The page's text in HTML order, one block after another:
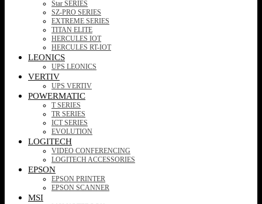
Star SERIES
SZ-PRO SERIES
EXTREME SERIES
TITAN ELITE
HERCULES IOT
HERCULES RT-IOT
LEONICS
UPS LEONICS
VERTIV
UPS VERTIV
POWERMATIC
T SERIES
TR SERIES
ICT SERIES
EVOLUTION
LOGITECH
VIDEO CONFERENCING
LOGITECH ACCESSORIES
EPSON
EPSON PRINTER
EPSON SCANNER
MSI